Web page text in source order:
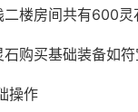
二楼房间共有600灵
石购买基础装备如
操作